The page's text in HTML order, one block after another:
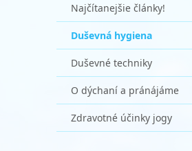
Najčítanejšie články!
Duševná hygiena
Duševné techniky
O dýchaní a pránájáme
Zdravotné účinky jogy